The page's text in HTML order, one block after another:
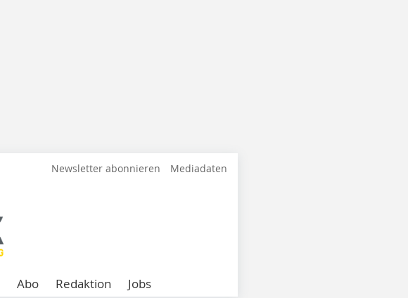
Newsletter abonnieren Mediadaten
Abo Redaktion Jobs